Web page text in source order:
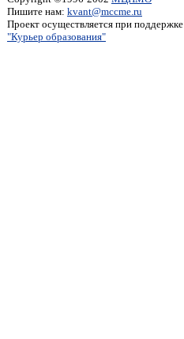
Пишите нам: kvant@mccme.ru
Проект осуществляется при поддержке
"Курьер образования"